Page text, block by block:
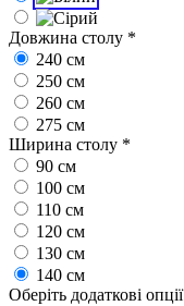
Довжина столу *
240 см
250 см
260 см
275 см
Ширина столу *
90 см
100 см
110 см
120 см
130 см
140 см
Оберіть додаткові опції